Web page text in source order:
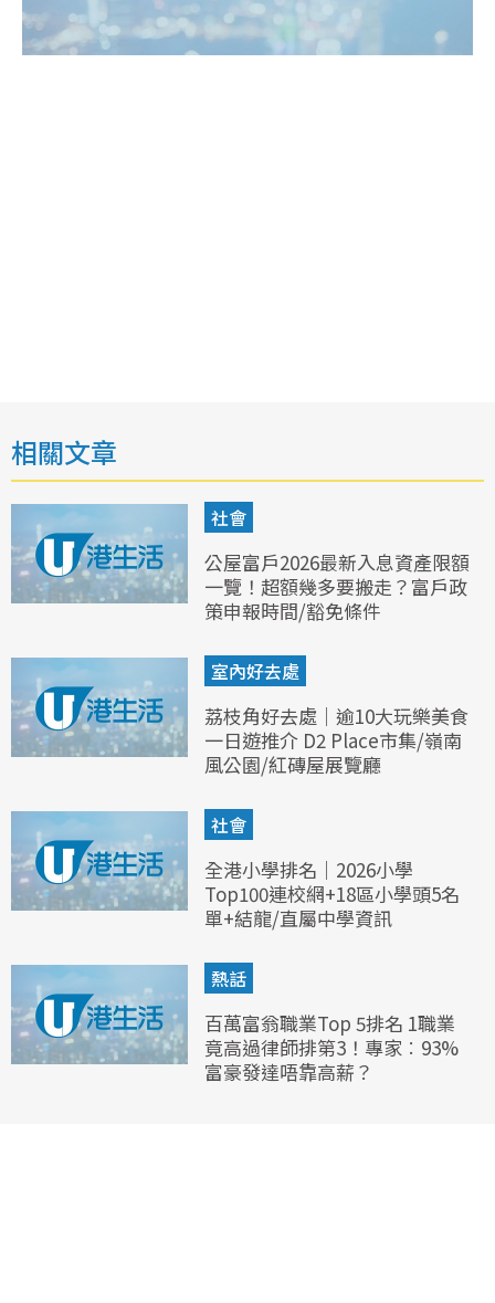
相關文章
社會
公屋富戶2026最新入息資產限額
一覽！超額幾多要搬走？富戶政
策申報時間/豁免條件
室內好去處
荔枝角好去處｜逾10大玩樂美食
一日遊推介 D2 Place市集/嶺南
風公園/紅磚屋展覽廳
社會
全港小學排名｜2026小學
Top100連校網+18區小學頭5名
單+結龍/直屬中學資訊
熱話
百萬富翁職業Top 5排名 1職業
竟高過律師排第3！專家︰93%
富豪發達唔靠高薪？